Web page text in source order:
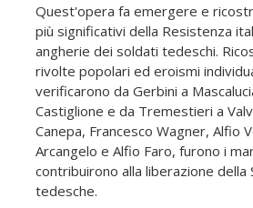
Quest'opera fa emergere e
più significativi della Resistenza
angherie dei soldati tedeschi.
rivolte popolari ed eroismi
verificarono da Gerbini a
Castiglione e da Tremestieri a
Canepa, Francesco Wagner, Alfio
Arcangelo e Alfio Faro, furono i
contribuirono alla liberazione della
tedesche.